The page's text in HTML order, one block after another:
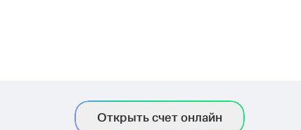
Открыть счет онлайн